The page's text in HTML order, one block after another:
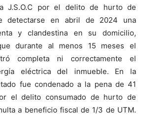
J.S.O.C por el delito de hurto de
detectarse en abril de 2024 una
y clandestina en su domicilio,
durante al menos 15 meses el
completa ni correctamente el
eléctrica del inmueble. En la
fue condenado a la pena de 41
el delito consumado de hurto de
a beneficio fiscal de 1/3 de UTM.